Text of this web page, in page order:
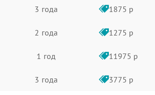
3 года 1875 р
2 года 1275 р
1 год 11975 р
3 года 3775 р